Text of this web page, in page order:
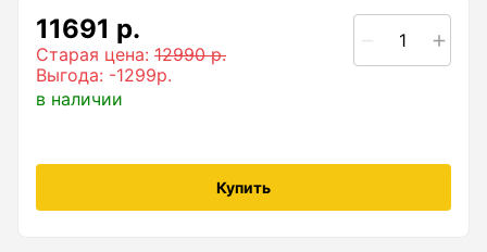
11691 р.
Старая цена: 12990 р.
Выгода: -1299р.
в наличии
Купить
Лазерный датчик расстояния
Дорожные колеса (курвиметры)
Аксессуары к дорожным колесам
Колесо измерительное